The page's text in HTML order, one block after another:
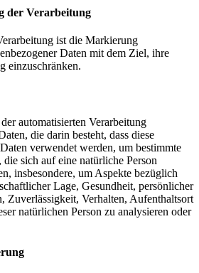
Verarbeitung
ist die Markierung
Daten mit dem Ziel, ihre
einzuschränken.
automatisierten Verarbeitung
die darin besteht, dass diese
verwendet werden, um bestimmte
sich auf eine natürliche Person
insbesondere, um Aspekte bezüglich
Lage, Gesundheit, persönlicher
Zuverlässigkeit, Verhalten, Aufenthaltsort
natürlichen Person zu analysieren oder